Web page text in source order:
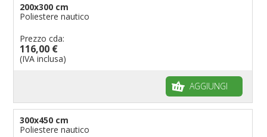
200x300 cm
Poliestere nautico
Prezzo cda:
116,00 €
(IVA inclusa)
AGGIUNGI
300x450 cm
Poliestere nautico